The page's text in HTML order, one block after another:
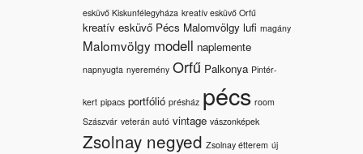
esküvő Kiskunfélegyháza kreatív esküvő Orfű
kreatív esküvő Pécs Malomvölgy lufi magány
Malomvölgy modell naplemente
napnyugta nyeremény Orfű Palkonya Pintér-
kert pipacs portfólió présház pécs room
Szászvár veterán autó vintage vászonképek
Zsolnay negyed Zsolnay étterem új